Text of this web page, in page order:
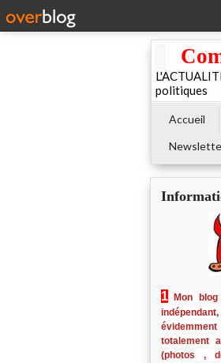
politiques
Accueil
1
Mon
totalement
(photos ,